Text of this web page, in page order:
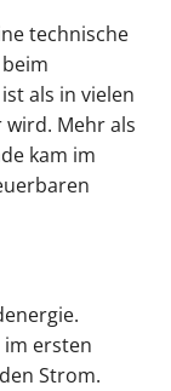
technische
als in vielen
Mehr als
kam im
ersten
Strom.